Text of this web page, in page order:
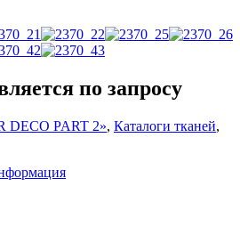
по запросу
DECO PART 2», Каталоги тканей,